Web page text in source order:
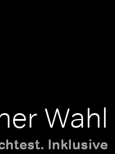
Wahl
Inklusive